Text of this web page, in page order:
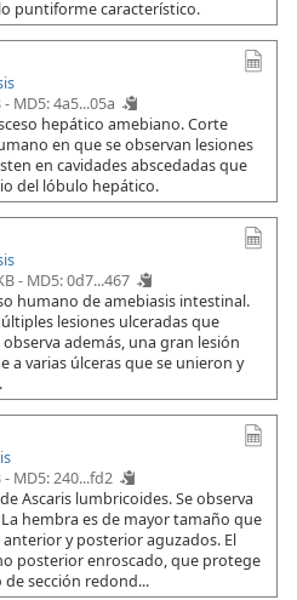
puntiforme característico.
- MD5: 4a5...05a
hepático amebiano. Corte
en que se observan lesiones
en cavidades abscedadas que
del lóbulo hepático.
- MD5: 0d7...467
humano de amebiasis intestinal.
lesiones ulceradas que
además, una gran lesión
a varias úlceras que se unieron y
- MD5: 240...fd2
Ascaris lumbricoides. Se observa
hembra es de mayor tamaño que
y posterior aguzados. El
posterior enroscado, que protege
sección redond...